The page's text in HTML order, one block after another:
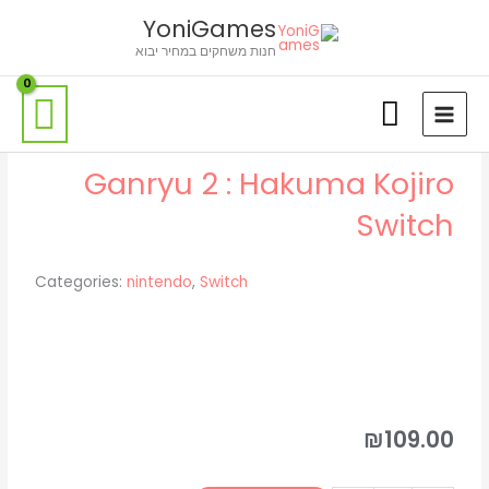
YoniGames
חנות משחקים במחיר יבוא
Ganryu 2 : Hakuma Kojiro
Switch
Categories: nintendo,Switch
₪109.00